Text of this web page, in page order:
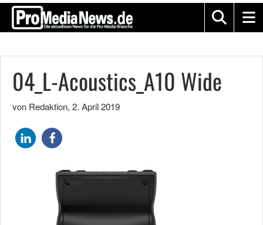
04_L-Acoustics_A10 Wide
von Redaktion, 2. April 2019